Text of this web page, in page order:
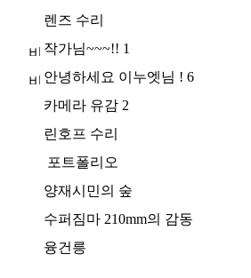
렌즈 수리
작가님~~~!! 1
안녕하세요 이누엣님 ! 6
카메라 유감 2
린호프 수리
포트폴리오
양재시민의 숲
수퍼짐마 210mm의 감동
융건릉